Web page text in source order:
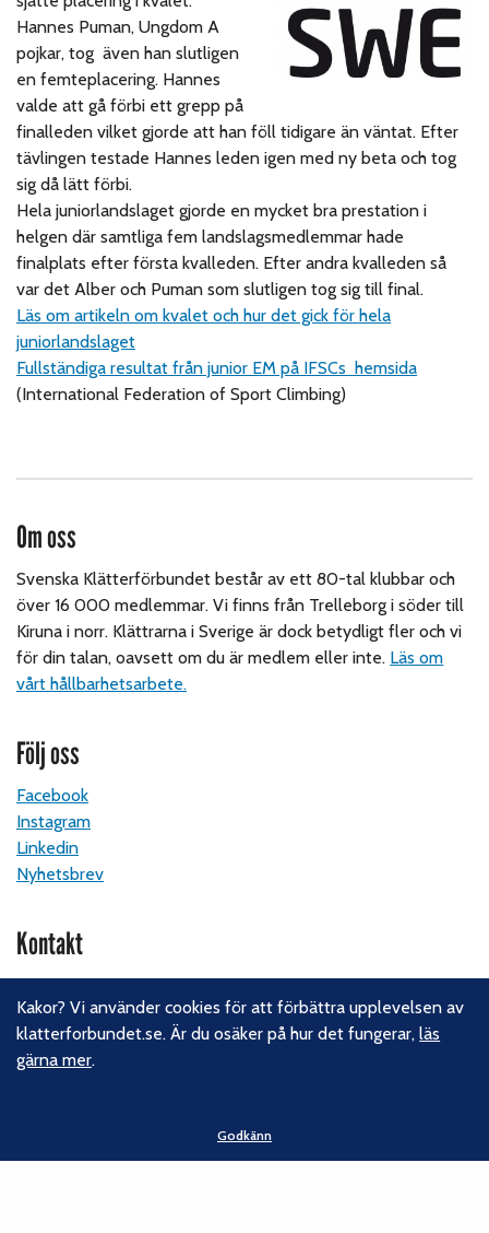
Hannes Puman, Ungdom A
pojkar, tog även han slutligen
en femteplacering. Hannes
valde att gå förbi ett grepp på
finalleden vilket gjorde att han föll tidigare än väntat. Efter
tävlingen testade Hannes leden igen med ny beta och tog
sig då lätt förbi.
Hela juniorlandslaget gjorde en mycket bra prestation i
helgen där samtliga fem landslagsmedlemmar hade
finalplats efter första kvalleden. Efter andra kvalleden så
var det Alber och Puman som slutligen tog sig till final.
Läs om artikeln om kvalet och hur det gick för hela
juniorlandslaget
Fullständiga resultat från junior EM på IFSCs hemsida
(International Federation of Sport Climbing)
Om oss
Svenska Klätterförbundet består av ett 80-tal klubbar och
över 16 000 medlemmar. Vi finns från Trelleborg i söder till
Kiruna i norr. Klättrarna i Sverige är dock betydligt fler och vi
för din talan, oavsett om du är medlem eller inte. Läs om
vårt hållbarhetsarbete.
Följ oss
Facebook
Instagram
Linkedin
Nyhetsbrev
Kontakt
Gotlandsgatan 46
116 65 Stockholm
Kakor? Vi använder cookies för att förbättra upplevelsen av
klatterforbundet.se. Är du osäker på hur det fungerar,läs
gärna mer.
Godkänn